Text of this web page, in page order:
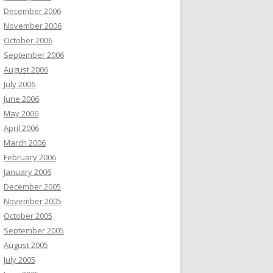
December 2006
November 2006
October 2006
September 2006
August 2006
July 2006
June 2006
May 2006
April 2006
March 2006
February 2006
January 2006
December 2005
November 2005
October 2005
September 2005
August 2005
July 2005